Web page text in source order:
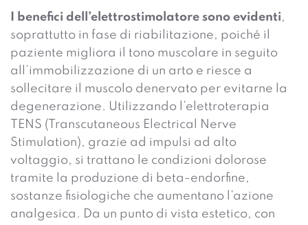
I benefici dell’elettrostimolatore sono evidenti,
soprattutto in fase di riabilitazione, poiché il
paziente migliora il tono muscolare in seguito
all’immobilizzazione di un arto e riesce a
sollecitare il muscolo denervato per evitarne la
degenerazione. Utilizzando l’elettroterapia
TENS (Transcutaneous Electrical Nerve
Stimulation), grazie ad impulsi ad alto
voltaggio, si trattano le condizioni dolorose
tramite la produzione di beta-endorfine,
sostanze fisiologiche che aumentano l’azione
analgesica. Da un punto di vista estetico, con